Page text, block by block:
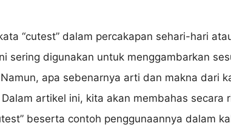
“cutest” dalam percakapan sehari-hari
sering digunakan untuk menggambarkan
apa sebenarnya arti dan makna dari
artikel ini, kita akan membahas secara
beserta contoh penggunaannya dalam